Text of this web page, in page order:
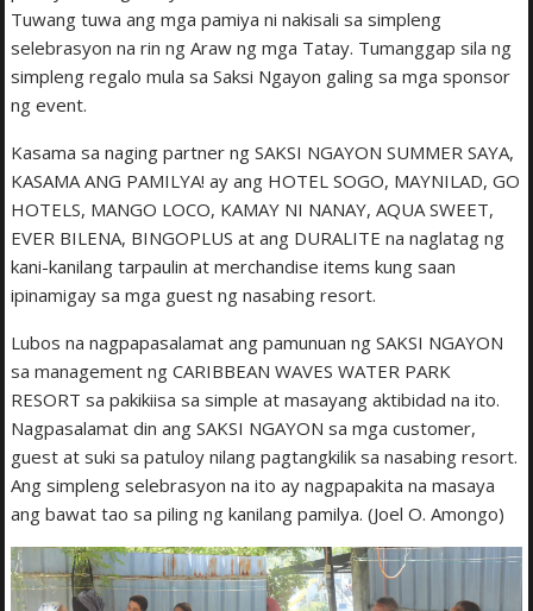
Tuwang tuwa ang mga pamiya ni nakisali sa simpleng
selebrasyon na rin ng Araw ng mga Tatay. Tumanggap sila ng
simpleng regalo mula sa Saksi Ngayon galing sa mga sponsor
ng event.
Kasama sa naging partner ng SAKSI NGAYON SUMMER SAYA,
KASAMA ANG PAMILYA! ay ang HOTEL SOGO, MAYNILAD, GO
HOTELS, MANGO LOCO, KAMAY NI NANAY, AQUA SWEET,
EVER BILENA, BINGOPLUS at ang DURALITE na naglatag ng
kani-kanilang tarpaulin at merchandise items kung saan
ipinamigay sa mga guest ng nasabing resort.
Lubos na nagpapasalamat ang pamunuan ng SAKSI NGAYON
sa management ng CARIBBEAN WAVES WATER PARK
RESORT sa pakikiisa sa simple at masayang aktibidad na ito.
Nagpasalamat din ang SAKSI NGAYON sa mga customer,
guest at suki sa patuloy nilang pagtangkilik sa nasabing resort.
Ang simpleng selebrasyon na ito ay nagpapakita na masaya
ang bawat tao sa piling ng kanilang pamilya. (Joel O. Amongo)